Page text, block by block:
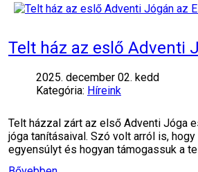
Telt ház az eslő Adventi
2025. december 02. kedd
Kategória: Híreink
Telt házzal zárt az első Adventi Jóga
jóga tanításaival. Szó volt arról is,
egyensúlyt és hogyan támogassuk a